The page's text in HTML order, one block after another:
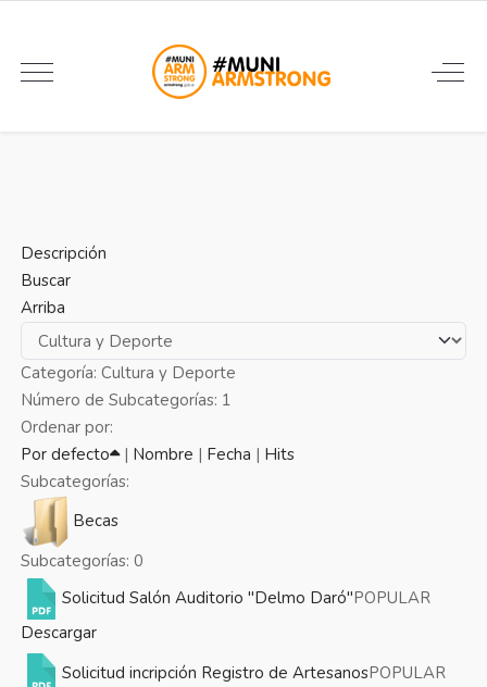
Descripción
Buscar
Arriba
Categoría: Cultura y Deporte
Número de Subcategorías: 1
Ordenar por:
Por defecto | Nombre | Fecha | Hits
Subcategorías:
Becas
Subcategorías: 0
Solicitud Salón Auditorio "Delmo Daró"POPULAR
Descargar
Solicitud incripción Registro de ArtesanosPOPULAR